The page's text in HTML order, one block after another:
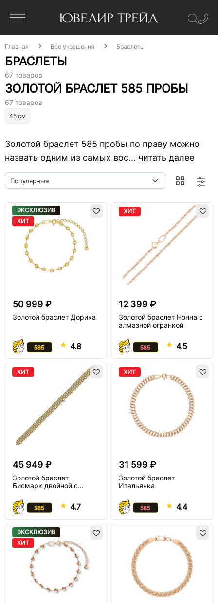
Главная Все украшения Браслеты
БРАСЛЕТЫ
67 товаров
ЗОЛОТОЙ БРАСЛЕТ 585 ПРОБЫ
67 товаров
45 см
Золотой браслет 585 пробы по праву можно
назвать одним из самых вос... читать далее
ЭКСКЛЮЗИВ
ХИТ
50 999 ₽
Золотой браслет Дорика
4.8
ХИТ
12 399 ₽
Золотой браслет Нонна с
алмазной огранкой
4.5
ХИТ
45 949 ₽
Золотой браслет
Бисмарк двойной с
4.7
ХИТ
31 599 ₽
Золотой браслет
Итальянка
4.4
ЭКСКЛЮЗИВ
ХИТ